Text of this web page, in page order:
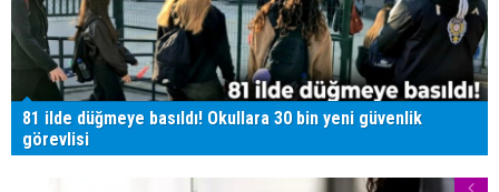
81 ilde düğmeye basıldı! Okullara 30 bin yeni güvenlik
görevlisi